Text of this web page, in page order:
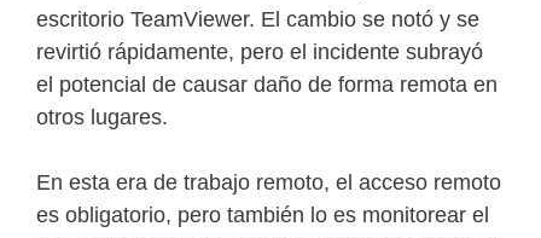
escritorio TeamViewer. El cambio se notó y se
revirtió rápidamente, pero el incidente subrayó
el potencial de causar daño de forma remota en
otros lugares.
En esta era de trabajo remoto, el acceso remoto
es obligatorio, pero también lo es monitorear el